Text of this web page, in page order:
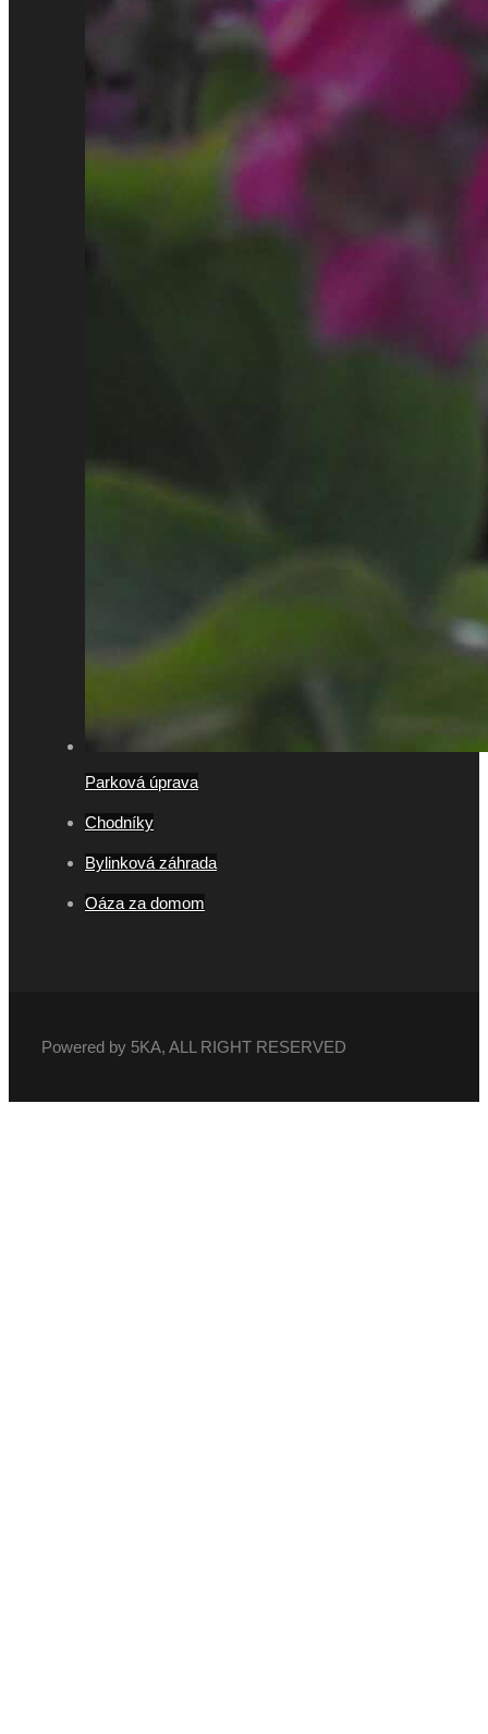
Parková úprava
Chodníky
Bylinková záhrada
Oáza za domom
Powered by 5KA, ALL RIGHT RESERVED